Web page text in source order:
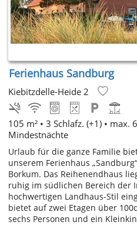
Ferienhaus Sandburg
Kiebitzdelle-Heide 2
105 m² •3 Schlafz. (+1) • max.
Mindestnächte
Urlaub für die ganze Familie
unserem Ferienhaus
Borkum. Das Reihenendhaus
ruhig im südlichen Bereich der
hochwertigen Landhaus-Stil
bietet auf zwei Etagen über
sechs Personen und ein